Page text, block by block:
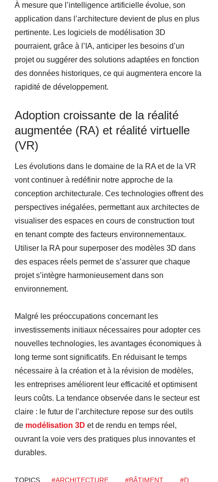
À mesure que l’intelligence artificielle évolue, son
application dans l’architecture devient de plus en plus
pertinente. Les logiciels de modélisation 3D
pourraient, grâce à l’IA, anticiper les besoins d’un
projet ou suggérer des solutions adaptées en fonction
des données historiques, ce qui augmentera encore la
rapidité de développement.
Adoption croissante de la réalité
augmentée (RA) et réalité virtuelle
(VR)
Les évolutions dans le domaine de la RA et de la VR
vont continuer à redéfinir notre approche de la
conception architecturale. Ces technologies offrent des
perspectives inégalées, permettant aux architectes de
visualiser des espaces en cours de construction tout
en tenant compte des facteurs environnementaux.
Utiliser la RA pour superposer des modèles 3D dans
des espaces réels permet de s’assurer que chaque
projet s’intègre harmonieusement dans son
environnement.
Malgré les préoccupations concernant les
investissements initiaux nécessaires pour adopter ces
nouvelles technologies, les avantages économiques à
long terme sont significatifs. En réduisant le temps
nécessaire à la création et à la révision de modèles,
les entreprises améliorent leur efficacité et optimisent
leurs coûts. La tendance observée dans le secteur est
claire : le futur de l’architecture repose sur des outils
de modélisation 3D et de rendu en temps réel,
ouvrant la voie vers des pratiques plus innovantes et
durables.
TOPICS #ARCHITECTURE #BÂTIMENT #D